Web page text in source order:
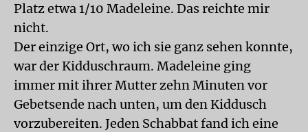
Platz etwa 1/10 Madeleine. Das reichte mir
nicht.
Der einzige Ort, wo ich sie ganz sehen konnte,
war der Kidduschraum. Madeleine ging
immer mit ihrer Mutter zehn Minuten vor
Gebetsende nach unten, um den Kiddusch
vorzubereiten. Jeden Schabbat fand ich eine